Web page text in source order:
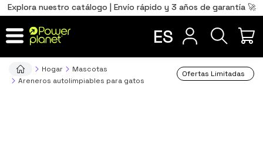
Explora nuestro catálogo | Envío rápido y 3 años de garantía 🚀
ES
Hogar
Mascotas
Areneros autolimpiables para gatos
Ofertas Limitadas
Total 0,00€
IR AL CARRITO
Português
PT
FR